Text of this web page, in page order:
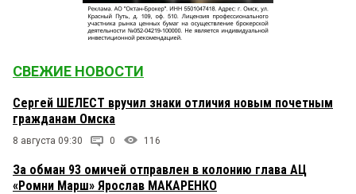
СВЕЖИЕ НОВОСТИ
Сергей ШЕЛЕСТ вручил знаки отличия новым почетным
гражданам Омска
8 августа 09:30 0 116
За обман 93 омичей отправлен в колонию глава АЦ
«Ромни Марш» Ярослав МАКАРЕНКО